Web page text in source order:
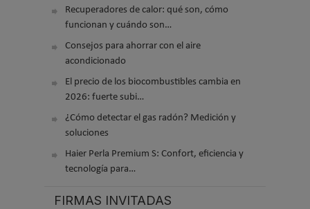
Recuperadores de calor: qué son, cómo
funcionan y cuándo son…
Consejos para ahorrar con el aire
acondicionado
El precio de los biocombustibles cambia en
2026: fuerte subi…
¿Cómo detectar el gas radón? Medición y
soluciones
Haier Perla Premium S: Confort, eficiencia y
tecnología para…
FIRMAS INVITADAS